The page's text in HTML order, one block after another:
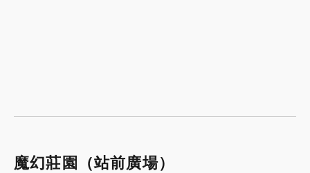
魔幻莊園（站前廣場）